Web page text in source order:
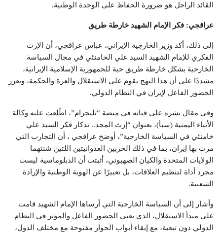
القائد الراحل هو ضرورة الحفاظ على الوحدة الوطنية.
عراقجي: فكر الإمام الشهيد خارطة طريق
إلى ذلك، أكد وزير الخارجية الإيراني، عباس عراقجي، أن الإرث
الفكري للإمام الشهيد السيد علي الخامنئي في مجال السياسة
الخارجية يشكل خارطة طريق حية للجمهورية الإسلامية الإيرانية،
مشددًا على أن هذا النهج يقوم على الاستقلال والعزة والحكمة، ويعزز
الحضور الفاعل لإيران في النظام الدولي.
وفي مقال نشره على قناته في منصة “تليجرام”، اطّلعت عليه وكالة
الأنباء اليمنية (سبأ)، بعنوان “إرث المجد.. تذكار فكر السيد علي
خامنئي في السياسة الخارجية”، أوضح عراقجي ، أن التجارب التي
مرت بها إيران، بما في ذلك الحربين العدوانيتين اللتين شنتهما
الولايات المتحدة والكيان الصهيوني، أثبتت أن الدبلوماسية ليست
مجرد أداة لتنظيم العلاقات، بل تعبيرًا عن الهوية الوطنية والإرادة
الشعبية.
وأشار إلى أن السياسة الخارجية التي أرساها الإمام الشهيد قامت
على مبدأ الاستقلال، الذي يعني الحضور الفاعل والمؤثر في النظام
الدولي دون تبعية، مع إبقاء أبواب الحوار مفتوحة مع مختلف الدول،